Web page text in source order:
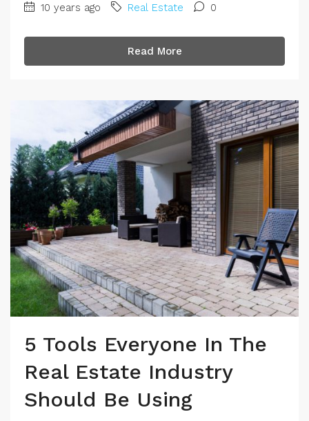
10 years ago Real Estate 0
Read More
5 Tools Everyone In The
Real Estate Industry
Should Be Using